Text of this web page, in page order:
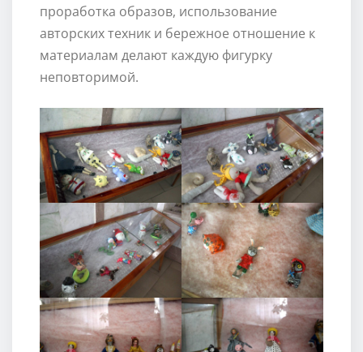
проработка образов, использование
авторских техник и бережное отношение к
материалам делают каждую фигурку
неповторимой.